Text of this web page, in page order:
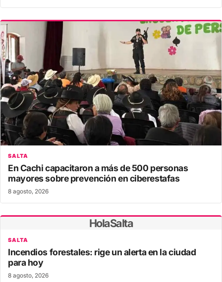
SALTA
En Cachi capacitaron a más de 500 personas
mayores sobre prevención en ciberestafas
8 agosto, 2026
HolaSalta
SALTA
Incendios forestales: rige un alerta en la ciudad
para hoy
8 agosto, 2026